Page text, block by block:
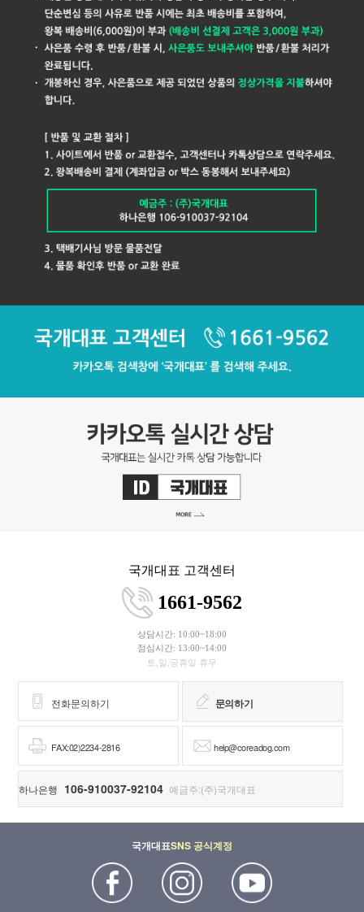
국개대표 고객센터
1661-9562
상담시간: 10:00~18:00
점심시간: 13:00~14:00
토,일,공휴일 휴무
전화문의하기 문의하기
FAX:02)2234-2816 help@coreadog.com
하나은행 106-910037-92104 예금주:(주)국개대표
국개대표SNS 공식계정